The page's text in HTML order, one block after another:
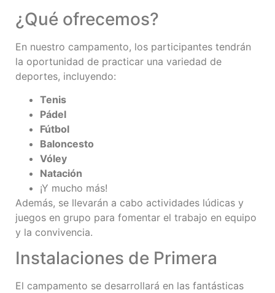
¿Qué ofrecemos?
En nuestro campamento, los participantes tendrán
la oportunidad de practicar una variedad de
deportes, incluyendo:
Tenis
Pádel
Fútbol
Baloncesto
Vóley
Natación
¡Y mucho más!
Además, se llevarán a cabo actividades lúdicas y
juegos en grupo para fomentar el trabajo en equipo
y la convivencia.
Instalaciones de Primera
El campamento se desarrollará en las fantásticas